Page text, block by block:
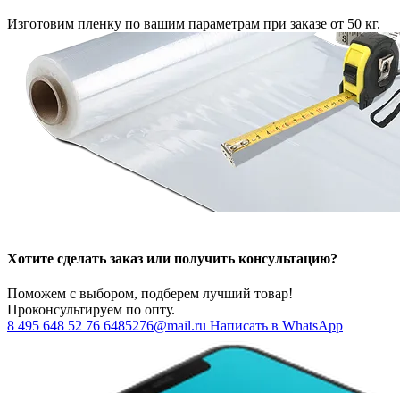
Изготовим пленку по вашим параметрам при заказе от 50 кг.
Хотите сделать заказ или получить консультацию?
Поможем с выбором, подберем лучший товар!
Проконсультируем по опту.
8 495 648 52 76 6485276@mail.ru Написать в WhatsApp